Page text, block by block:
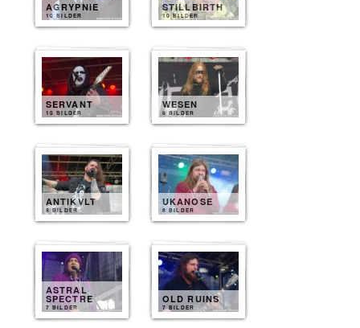
AGRYPNIE
10 BILDER
STILLBIRTH
10 BILDER
SERVANT
10 BILDER
WESEN
8 BILDER
ANTIKVLT
8 BILDER
UKANOSE
8 BILDER
ASTRAL
SPECTRE
7 BILDER
OLD RUINS
7 BILDER